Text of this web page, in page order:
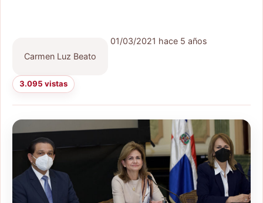
Carmen Luz Beato
01/03/2021 hace 5 años
3.095 vistas